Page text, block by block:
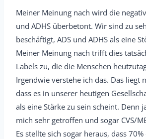
Meiner Meinung nach wird die
und ADHS überbetont. Wir sind zu
beschäftigt, ADS und ADHS als eine
Meiner Meinung nach trifft dies
Labels zu, die die Menschen
Irgendwie verstehe ich das. Das liegt
dass es in unserer heutigen
als eine Stärke zu sein scheint. Denn
mich sehr getroffen und sogar CVS/
Es stellte sich sogar heraus, dass